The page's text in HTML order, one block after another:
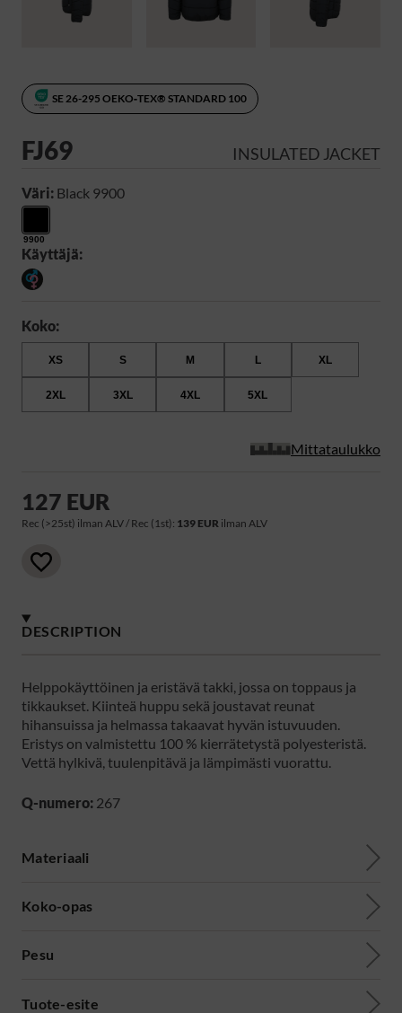
SE 26-295 OEKO‑TEX® STANDARD 100
FJ69 INSULATED JACKET
Väri: Black 9900
9900
Käyttäjä:
Koko:
XS S M L XL
2XL 3XL 4XL 5XL
Mittataulukko
127 EUR
Rec (>25st) ilman ALV / Rec (1st): 139 EUR ilman ALV
DESCRIPTION
Helppokäyttöinen ja eristävä takki, jossa on toppaus ja
tikkaukset. Kiinteä huppu sekä joustavat reunat
hihansuissa ja helmassa takaavat hyvän istuvuuden.
Eristys on valmistettu 100 % kierrätetystä polyesteristä.
Vettä hylkivä, tuulenpitävä ja lämpimästi vuorattu.
Q-numero: 267
Materiaali
Koko-opas
Pesu
Tuote-esite